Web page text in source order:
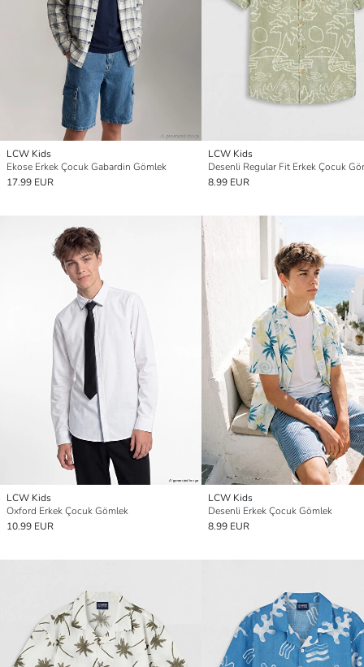
LCW Kids
Ekose Erkek Çocuk Gabardin Gömlek
17.99 EUR
LCW Kids
Desenli Regular Fit Erkek Çocuk
8.99 EUR
LCW Kids
Oxford Erkek Çocuk Gömlek
10.99 EUR
LCW Kids
Desenli Erkek Çocuk Gömlek
8.99 EUR